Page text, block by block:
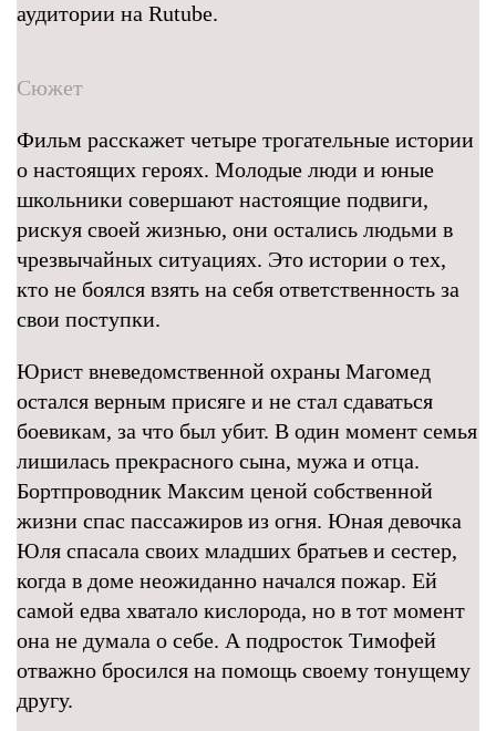
аудитории на Rutube.
Сюжет
Фильм расскажет четыре трогательные истории
о настоящих героях. Молодые люди и юные
школьники совершают настоящие подвиги,
рискуя своей жизнью, они остались людьми в
чрезвычайных ситуациях. Это истории о тех,
кто не боялся взять на себя ответственность за
свои поступки.
Юрист вневедомственной охраны Магомед
остался верным присяге и не стал сдаваться
боевикам, за что был убит. В один момент семья
лишилась прекрасного сына, мужа и отца.
Бортпроводник Максим ценой собственной
жизни спас пассажиров из огня. Юная девочка
Юля спасала своих младших братьев и сестер,
когда в доме неожиданно начался пожар. Ей
самой едва хватало кислорода, но в тот момент
она не думала о себе. А подросток Тимофей
отважно бросился на помощь своему тонущему
другу.